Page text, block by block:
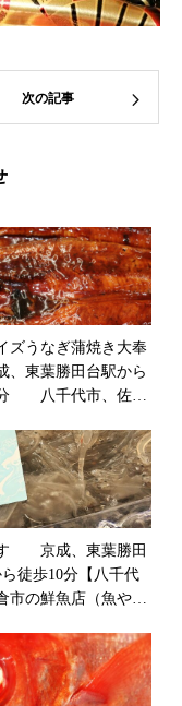
次の記事
ズうなぎ蒲焼き大奉
、東葉勝田台駅から
八千代市、佐倉
京成、東葉勝田
徒歩10分【八千代
市の鮮魚店（魚や山